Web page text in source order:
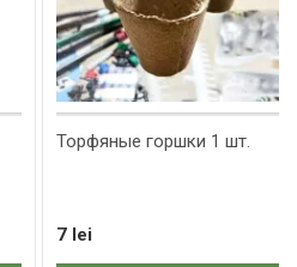
Торфяные горшки 1 шт.
7 lei